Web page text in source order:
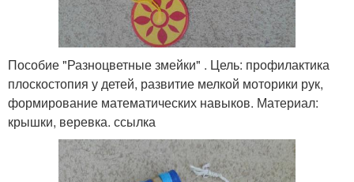
Пособие "Разноцветные змейки" . Цель: профилактика
плоскостопия у детей, развитие мелкой моторики рук,
формирование математических навыков. Материал:
крышки, веревка. ссылка